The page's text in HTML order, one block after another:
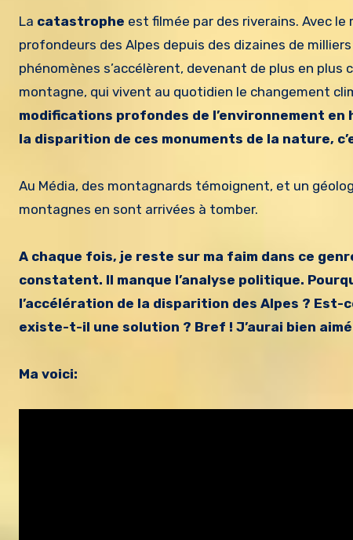
La catastrophe est filmée par des riverains. Avec
profondeurs des Alpes depuis des dizaines de
phénomènes s’accélèrent, devenant de plus en
montagne, qui vivent au quotidien le changement
modifications profondes de l’environnement
la disparition de ces monuments de la nature,
Au Média, des montagnards témoignent, et un
montagnes en sont arrivées à tomber.
A chaque fois, je reste sur ma faim dans ce
constatent. Il manque l’analyse politique.
l’accélération de la disparition des Alpes ?
existe-t-il une solution ? Bref ! J’aurai bien
Ma voici: